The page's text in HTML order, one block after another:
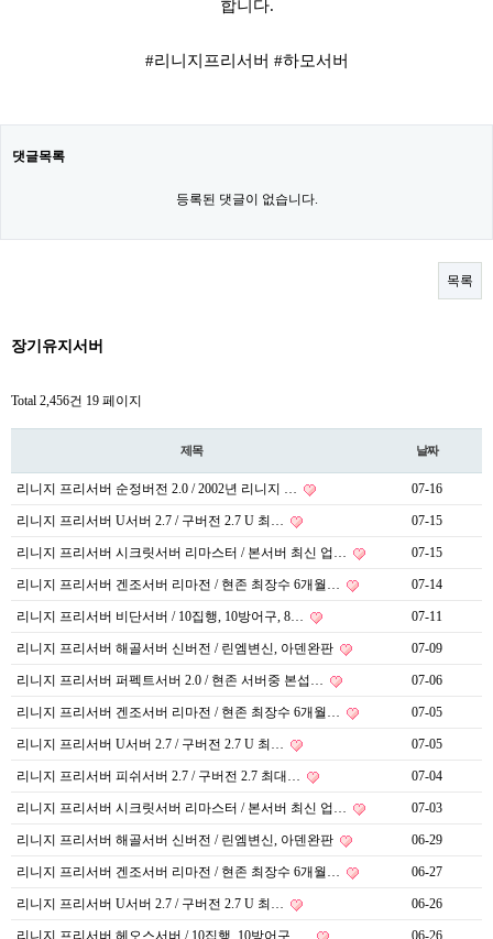
합니다.
#리니지프리서버 #하모서버
댓글목록
등록된 댓글이 없습니다.
목록
장기유지서버
Total 2,456건 19 페이지
제목 날짜
리니지 프리서버 순정버전 2.0 / 2002년 리니지 … 07-16
리니지 프리서버 U서버 2.7 / 구버전 2.7 U 최… 07-15
리니지 프리서버 시크릿서버 리마스터 / 본서버 최신 업… 07-15
리니지 프리서버 겐조서버 리마전 / 현존 최장수 6개월… 07-14
리니지 프리서버 비단서버 / 10집행, 10방어구, 8… 07-11
리니지 프리서버 해골서버 신버전 / 린엠변신, 아덴완판 07-09
리니지 프리서버 퍼펙트서버 2.0 / 현존 서버중 본섭… 07-06
리니지 프리서버 겐조서버 리마전 / 현존 최장수 6개월… 07-05
리니지 프리서버 U서버 2.7 / 구버전 2.7 U 최… 07-05
리니지 프리서버 피쉬서버 2.7 / 구버전 2.7 최대… 07-04
리니지 프리서버 시크릿서버 리마스터 / 본서버 최신 업… 07-03
리니지 프리서버 해골서버 신버전 / 린엠변신, 아덴완판 06-29
리니지 프리서버 겐조서버 리마전 / 현존 최장수 6개월… 06-27
리니지 프리서버 U서버 2.7 / 구버전 2.7 U 최… 06-26